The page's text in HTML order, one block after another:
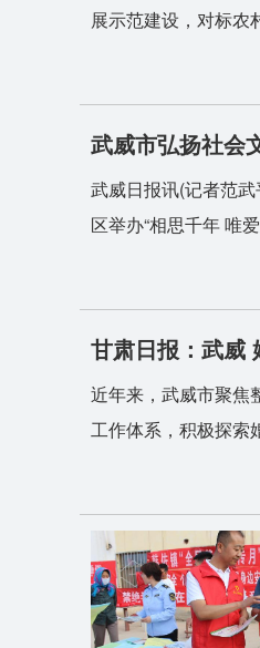
展示范建设，对标农
武威市弘扬社会
武威日报讯(记者范
区举办“相思千年 唯
甘肃日报：武威
近年来，武威市聚焦
工作体系，积极探索